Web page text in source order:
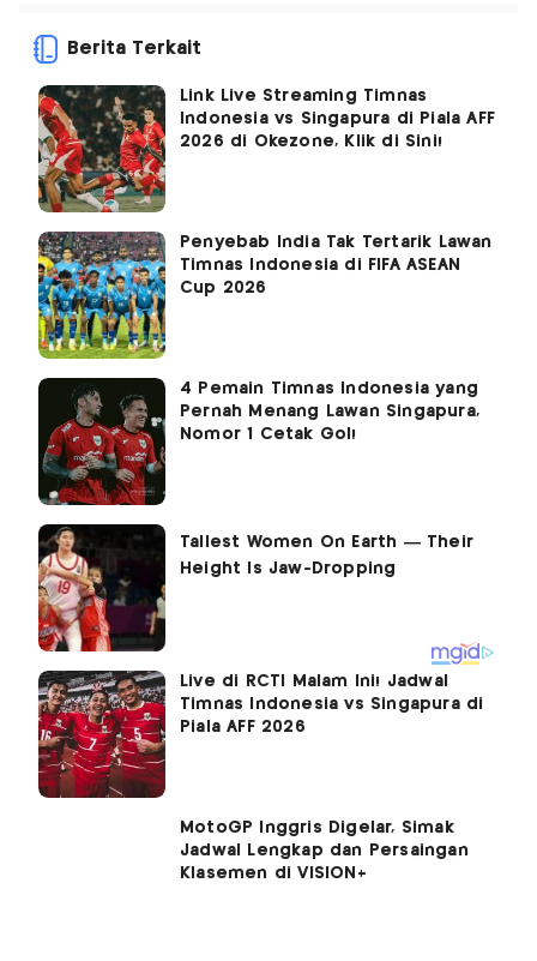
Berita Terkait
Link Live Streaming Timnas
Indonesia vs Singapura di Piala AFF
2026 di Okezone, Klik di Sini!
Penyebab India Tak Tertarik Lawan
Timnas Indonesia di FIFA ASEAN
Cup 2026
4 Pemain Timnas Indonesia yang
Pernah Menang Lawan Singapura,
Nomor 1 Cetak Gol!
Live di RCTI Malam Ini! Jadwal
Timnas Indonesia vs Singapura di
Piala AFF 2026
MotoGP Inggris Digelar, Simak
Jadwal Lengkap dan Persaingan
Klasemen di VISION+